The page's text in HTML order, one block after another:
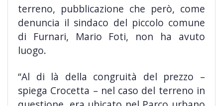
terreno, pubblicazione che però, come
denuncia il sindaco del piccolo comune
di Furnari, Mario Foti, non ha avuto
luogo.
“Al di là della congruità del prezzo –
spiega Crocetta – nel caso del terreno in